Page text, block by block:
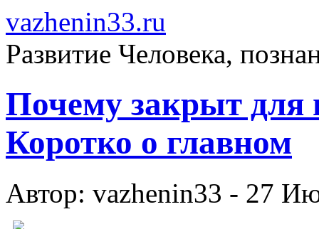
vazhenin33.ru
Развитие Человека,
Почему закрыт для
Коротко о главном
Автор: vazhenin33 - 27